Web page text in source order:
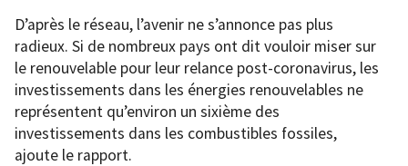
D’après le réseau, l’avenir ne s’annonce pas plus
radieux. Si de nombreux pays ont dit vouloir miser sur
le renouvelable pour leur relance post-coronavirus, les
investissements dans les énergies renouvelables ne
représentent qu’environ un sixième des
investissements dans les combustibles fossiles,
ajoute le rapport.